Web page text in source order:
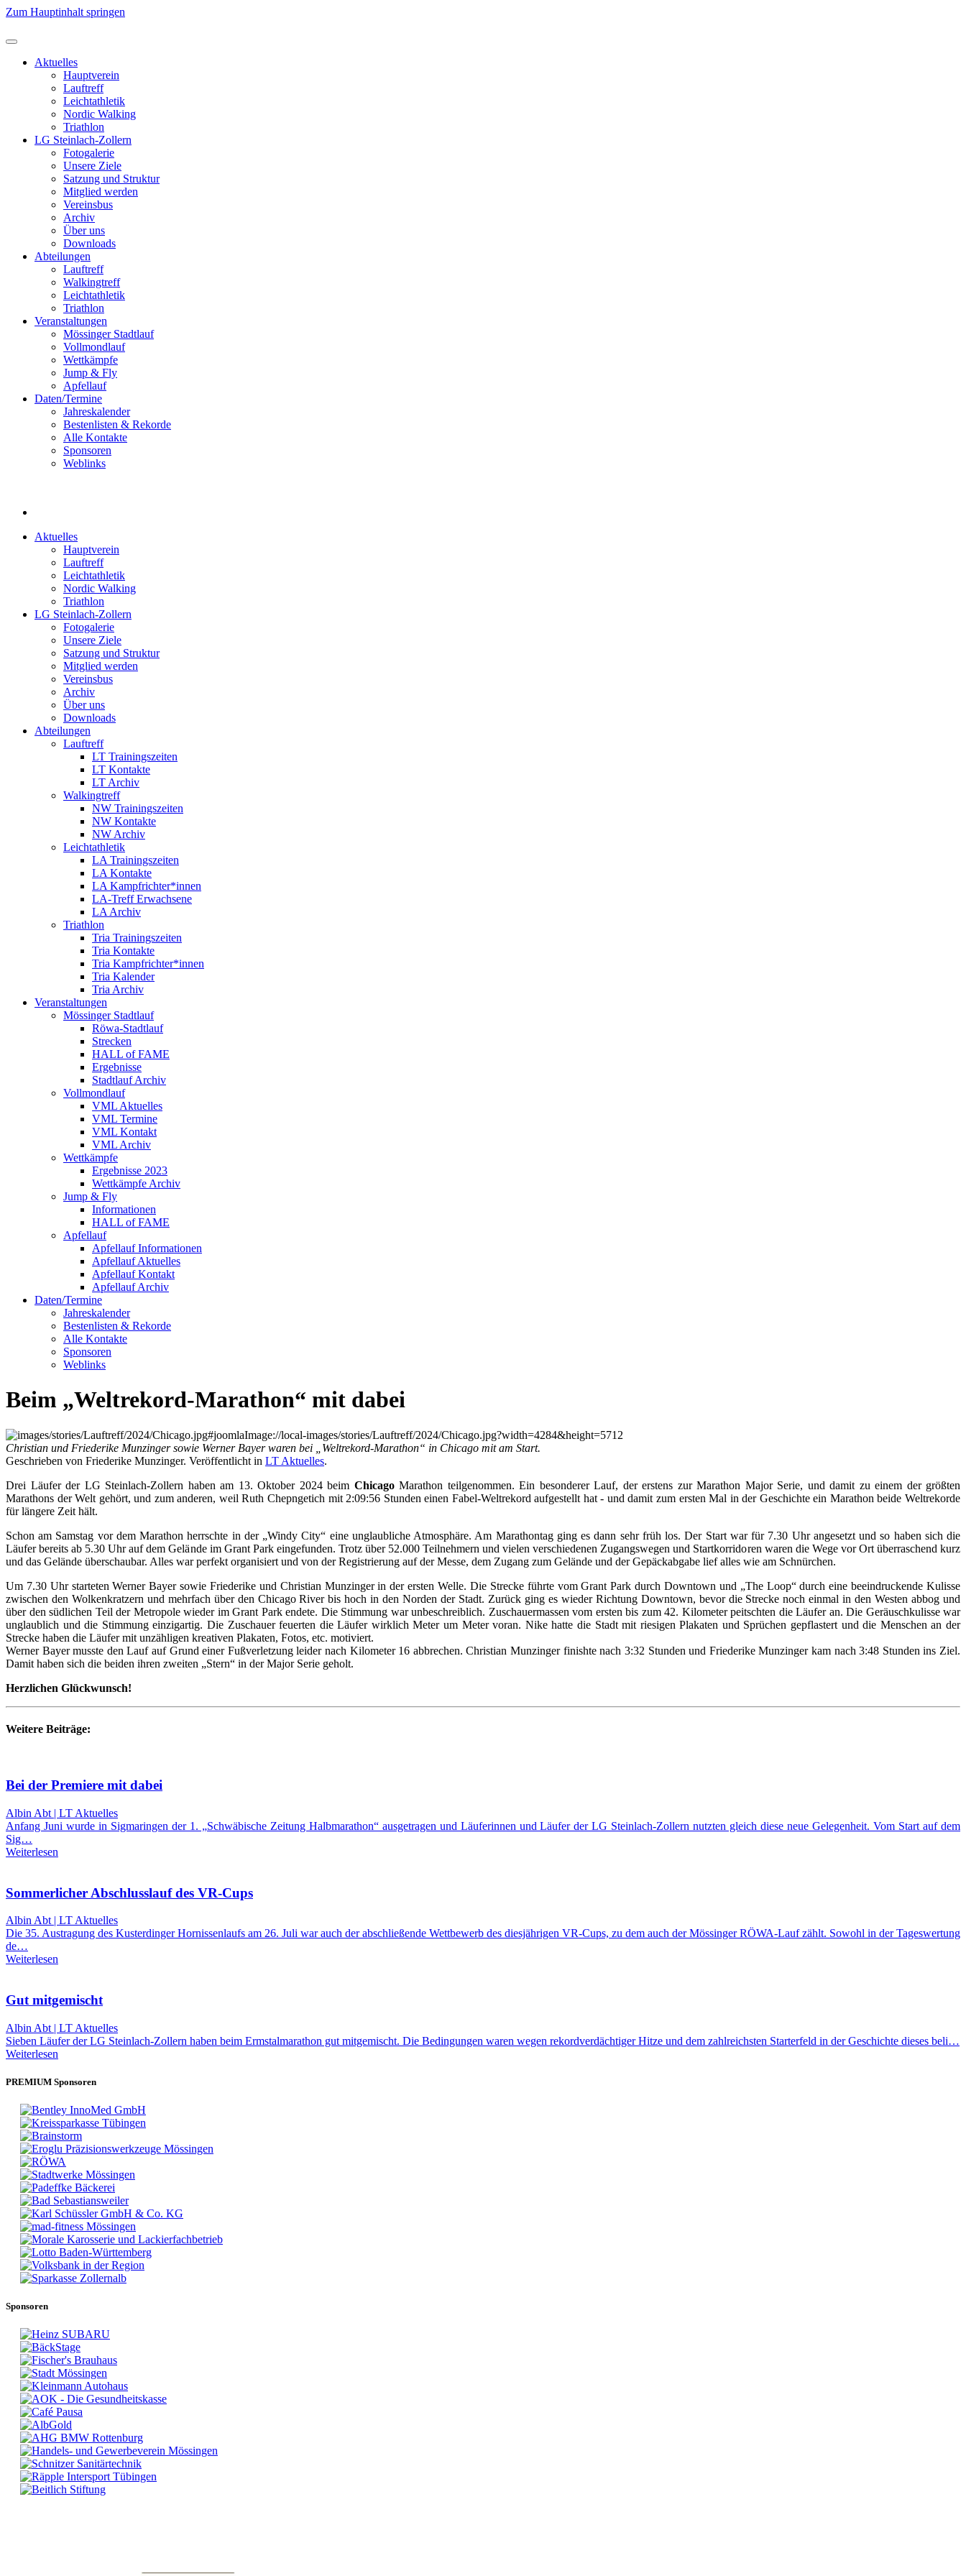
Zum Hauptinhalt springen
Aktuelles
Hauptverein
Lauftreff
Leichtathletik
Nordic Walking
Triathlon
LG Steinlach-Zollern
Fotogalerie
Unsere Ziele
Satzung und Struktur
Mitglied werden
Vereinsbus
Archiv
Über uns
Downloads
Abteilungen
Lauftreff
Walkingtreff
Leichtathletik
Triathlon
Veranstaltungen
Mössinger Stadtlauf
Vollmondlauf
Wettkämpfe
Jump & Fly
Apfellauf
Daten/Termine
Jahreskalender
Bestenlisten & Rekorde
Alle Kontakte
Sponsoren
Weblinks
Aktuelles
Hauptverein
Lauftreff
Leichtathletik
Nordic Walking
Triathlon
LG Steinlach-Zollern
Fotogalerie
Unsere Ziele
Satzung und Struktur
Mitglied werden
Vereinsbus
Archiv
Über uns
Downloads
Abteilungen
Lauftreff
LT Trainingszeiten
LT Kontakte
LT Archiv
Walkingtreff
NW Trainingszeiten
NW Kontakte
NW Archiv
Leichtathletik
LA Trainingszeiten
LA Kontakte
LA Kampfrichter*innen
LA-Treff Erwachsene
LA Archiv
Triathlon
Tria Trainingszeiten
Tria Kontakte
Tria Kampfrichter*innen
Tria Kalender
Tria Archiv
Veranstaltungen
Mössinger Stadtlauf
Röwa-Stadtlauf
Strecken
HALL of FAME
Ergebnisse
Stadtlauf Archiv
Vollmondlauf
VML Aktuelles
VML Termine
VML Kontakt
VML Archiv
Wettkämpfe
Ergebnisse 2023
Wettkämpfe Archiv
Jump & Fly
Informationen
HALL of FAME
Apfellauf
Apfellauf Informationen
Apfellauf Aktuelles
Apfellauf Kontakt
Apfellauf Archiv
Daten/Termine
Jahreskalender
Bestenlisten & Rekorde
Alle Kontakte
Sponsoren
Weblinks
Beim „Weltrekord-Marathon“ mit dabei
Christian und Friederike Munzinger sowie Werner Bayer waren bei „Weltrekord-Marathon“ in Chicago mit am Start.
Geschrieben von Friederike Munzinger. Veröffentlicht in LT Aktuelles.
Drei Läufer der LG Steinlach-Zollern haben am 13. Oktober 2024 beim ChicagoMarathon teilgenommen. Ein besonderer Lauf, der erstens zur Marathon Major Serie, und damit zu einem der größten
Marathons der Welt gehört, und zum anderen, weil Ruth Chepngetich mit 2:09:56 Stunden einen Fabel-Weltrekord aufgestellt hat - und damit zum ersten Mal in der Geschichte ein Marathon beide Weltrekorde
für längere Zeit hält.
Schon am Samstag vor dem Marathon herrschte in der „Windy City“ eine unglaubliche Atmosphäre. Am Marathontag ging es dann sehr früh los. Der Start war für 7.30 Uhr angesetzt und so haben sich die
Läufer bereits ab 5.30 Uhr auf dem Gelände im Grant Park eingefunden. Trotz über 52.000 Teilnehmern und vielen verschiedenen Zugangswegen und Startkorridoren waren die Wege vor Ort überraschend kurz
und das Gelände überschaubar. Alles war perfekt organisiert und von der Registrierung auf der Messe, dem Zugang zum Gelände und der Gepäckabgabe lief alles wie am Schnürchen.
Um 7.30 Uhr starteten Werner Bayer sowie Friederike und Christian Munzinger in der ersten Welle. Die Strecke führte vom Grant Park durch Downtown und „The Loop“ durch eine beeindruckende Kulisse
zwischen den Wolkenkratzern und mehrfach über den Chicago River bis hoch in den Norden der Stadt. Zurück ging es wieder Richtung Downtown, bevor die Strecke noch einmal in den Westen abbog und
über den südlichen Teil der Metropole wieder im Grant Park endete. Die Stimmung war unbeschreiblich. Zuschauermassen vom ersten bis zum 42. Kilometer peitschten die Läufer an. Die Geräuschkulisse war
unglaublich und die Stimmung einzigartig. Die Zuschauer feuerten die Läufer wirklich Meter um Meter voran. Nike hatte die Stadt mit riesigen Plakaten und Sprüchen gepflastert und die Menschen an der
Strecke haben die Läufer mit unzähligen kreativen Plakaten, Fotos, etc. motiviert.
Werner Bayer musste den Lauf auf Grund einer Fußverletzung leider nach Kilometer 16 abbrechen. Christian Munzinger finishte nach 3:32 Stunden und Friederike Munzinger kam nach 3:48 Stunden ins Ziel.
Damit haben sich die beiden ihren zweiten „Stern“ in der Major Serie geholt.
Herzlichen Glückwunsch!
Weitere Beiträge:
Bei der Premiere mit dabei
Albin Abt | LT Aktuelles
Anfang Juni wurde in Sigmaringen der 1. „Schwäbische Zeitung Halbmarathon“ ausgetragen und Läuferinnen und Läufer der LG Steinlach-Zollern nutzten gleich diese neue Gelegenheit. Vom Start auf dem
Sig…
Weiterlesen
Sommerlicher Abschlusslauf des VR-Cups
Albin Abt | LT Aktuelles
Die 35. Austragung des Kusterdinger Hornissenlaufs am 26. Juli war auch der abschließende Wettbewerb des diesjährigen VR-Cups, zu dem auch der Mössinger RÖWA-Lauf zählt. Sowohl in der Tageswertung
de…
Weiterlesen
Gut mitgemischt
Albin Abt | LT Aktuelles
Sieben Läufer der LG Steinlach-Zollern haben beim Ermstalmarathon gut mitgemischt. Die Bedingungen waren wegen rekordverdächtiger Hitze und dem zahlreichsten Starterfeld in der Geschichte dieses beli…
Weiterlesen
PREMIUM Sponsoren
Sponsoren